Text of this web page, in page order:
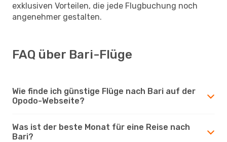
exklusiven Vorteilen, die jede Flugbuchung noch
angenehmer gestalten.
FAQ über Bari-Flüge
Wie finde ich günstige Flüge nach Bari auf der
Opodo-Webseite?
Was ist der beste Monat für eine Reise nach
Bari?